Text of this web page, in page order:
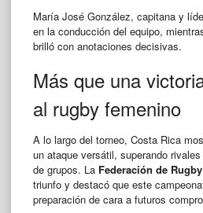
María José González, capitana y
en la conducción del equipo,
brilló con anotaciones decisivas.
Más que una
al rugby femenino
A lo largo del torneo, Costa Rica
un ataque versátil, superando
de grupos. La Federación de
triunfo y destacó que este
preparación de cara a futuros